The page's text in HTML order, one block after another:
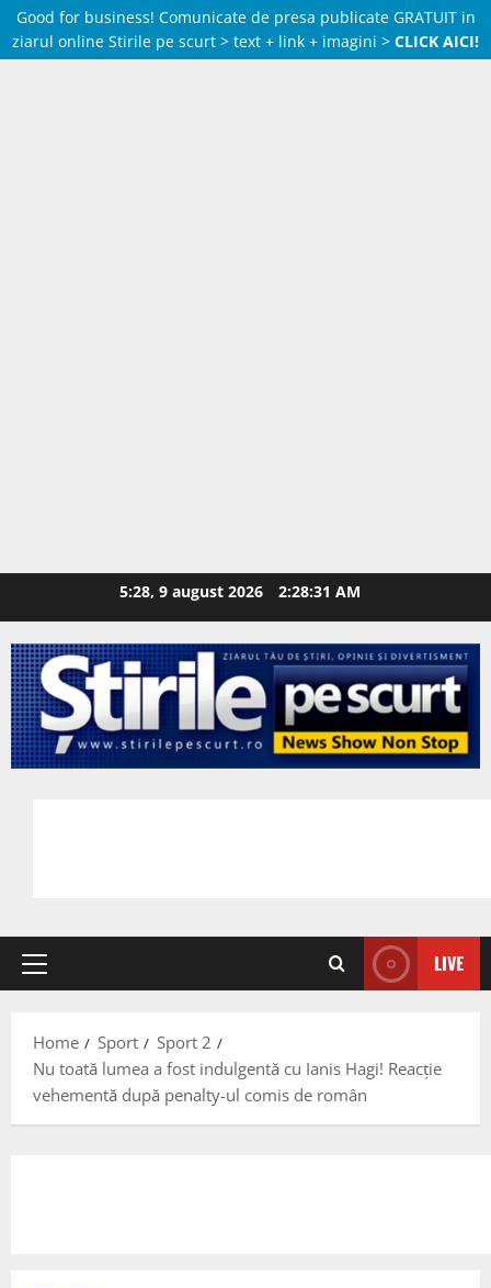
Good for business! Comunicate de presa publicate GRATUIT in
ziarul online Stirile pe scurt > text + link + imagini > CLICK AICI!
5:28, 9 august 2026 2:28:32 AM
Primary
LIVE
Home Sport
Sport 2
Nu toată lumea a fost indulgentă cu Ianis Hagi! Reacție
vehementă după penalty-ul comis de român